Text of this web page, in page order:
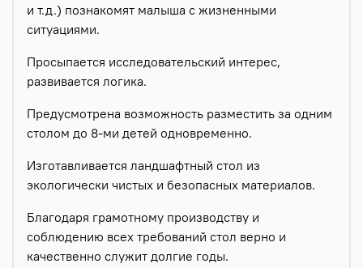
и т.д.) познакомят малыша с жизненными
ситуациями.
Просыпается исследовательский интерес,
развивается логика.
Предусмотрена возможность разместить за одним
столом до 8-ми детей одновременно.
Изготавливается ландшафтный стол из
экологически чистых и безопасных материалов.
Благодаря грамотному производству и
соблюдению всех требований стол верно и
качественно служит долгие годы.